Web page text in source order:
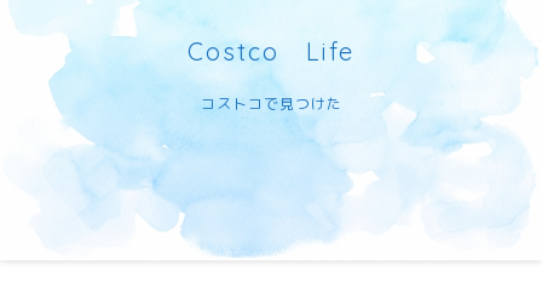
Costco Life
コストコで見つけた